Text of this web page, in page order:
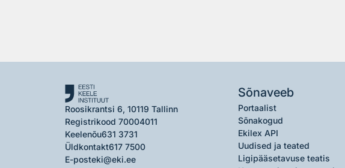
Roosikrantsi 6, 10119 Tallinn
Registrikood 70004011
Keelenõu631 3731
Üldkontakt617 7500
E-posteki@eki.ee
Sõnaveeb
Portaalist
Sõnakogud
Ekilex API
Uudised ja teated
Ligipääsetavuse teatis